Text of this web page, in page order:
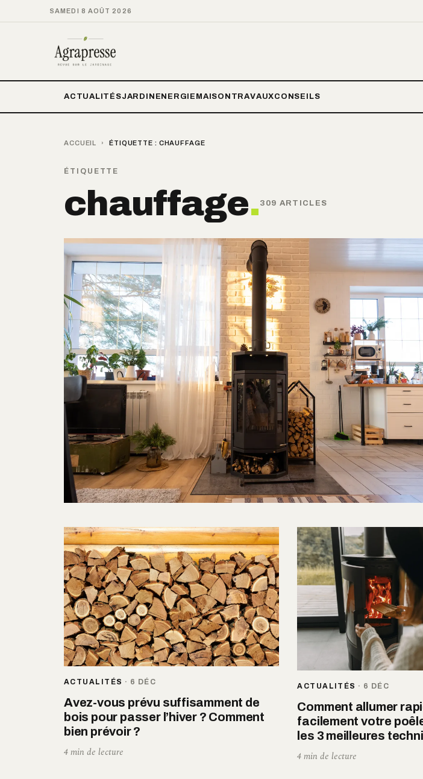
SAMEDI 8 AOÛT 2026
ACTUALITÉSJARDIN ENERGIE MAISON TRAVAUXCONSEILS
ACCUEIL › ÉTIQUETTE : CHAUFFAGE
ÉTIQUETTE
chauffage. 309 ARTICLES
ACTUALITÉS · 6 DÉC
Avez-vous prévu suffisamment de
bois pour passer l’hiver ? Comment
bien prévoir ?
4 min de lecture
ACTUALITÉS · 6 DÉC
Comment allumer
facilement votre
les 3 meilleures
4 min de lecture